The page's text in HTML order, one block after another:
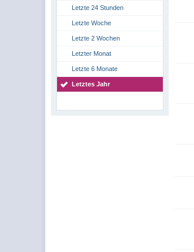
Letzte 24 Stunden
Letzte Woche
Letzte 2 Wochen
Letzter Monat
Letzte 6 Monate
Letztes Jahr